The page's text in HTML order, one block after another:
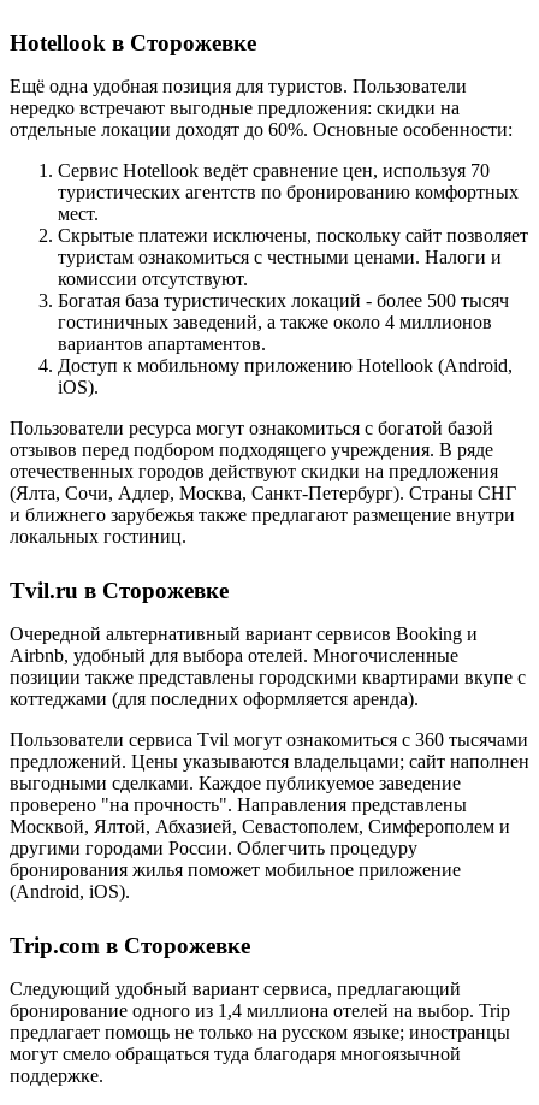
Hotellook в Сторожевке
Ещё одна удобная позиция для туристов. Пользователи
нередко встречают выгодные предложения: скидки на
отдельные локации доходят до 60%. Основные особенности:
Сервис Hotellook ведёт сравнение цен, используя 70
туристических агентств по бронированию комфортных
мест.
Скрытые платежи исключены, поскольку сайт позволяет
туристам ознакомиться с честными ценами. Налоги и
комиссии отсутствуют.
Богатая база туристических локаций - более 500 тысяч
гостиничных заведений, а также около 4 миллионов
вариантов апартаментов.
Доступ к мобильному приложению Hotellook (Android,
iOS).
Пользователи ресурса могут ознакомиться с богатой базой
отзывов перед подбором подходящего учреждения. В ряде
отечественных городов действуют скидки на предложения
(Ялта, Сочи, Адлер, Москва, Санкт-Петербург). Страны СНГ
и ближнего зарубежья также предлагают размещение внутри
локальных гостиниц.
Tvil.ru в Сторожевке
Очередной альтернативный вариант сервисов Booking и
Airbnb, удобный для выбора отелей. Многочисленные
позиции также представлены городскими квартирами вкупе с
коттеджами (для последних оформляется аренда).
Пользователи сервиса Tvil могут ознакомиться с 360 тысячами
предложений. Цены указываются владельцами; сайт наполнен
выгодными сделками. Каждое публикуемое заведение
проверено "на прочность". Направления представлены
Москвой, Ялтой, Абхазией, Севастополем, Симферополем и
другими городами России. Облегчить процедуру
бронирования жилья поможет мобильное приложение
(Android, iOS).
Trip.com в Сторожевке
Следующий удобный вариант сервиса, предлагающий
бронирование одного из 1,4 миллиона отелей на выбор. Trip
предлагает помощь не только на русском языке; иностранцы
могут смело обращаться туда благодаря многоязычной
поддержке.